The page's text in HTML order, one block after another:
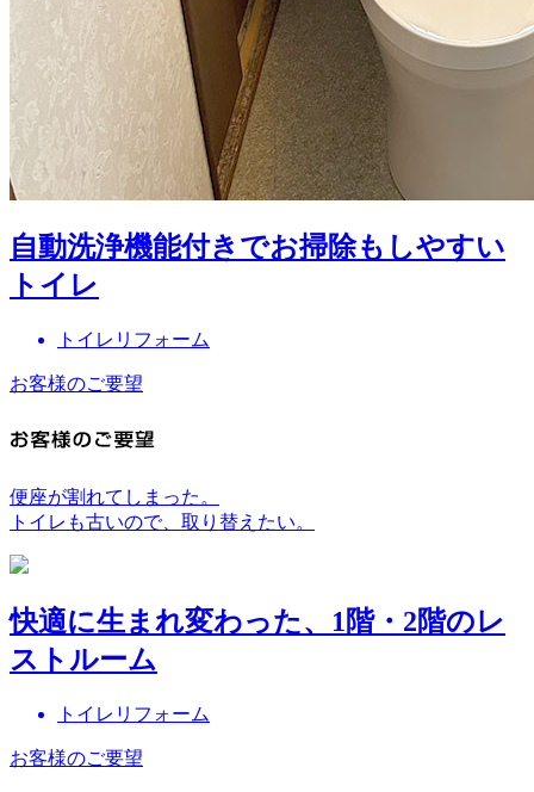
自動洗浄機能付きでお掃除もしやすい
トイレ
トイレリフォーム
お客様のご要望
便座が割れてしまった。
トイレも古いので、取り替えたい。
快適に生まれ変わった、1階・2階のレ
ストルーム
トイレリフォーム
お客様のご要望